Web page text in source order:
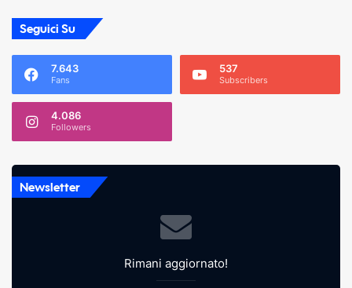
Seguici Su
7.643
Fans
537
Subscribers
4.086
Followers
Newsletter
Rimani aggiornato!